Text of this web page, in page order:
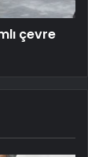
çevre